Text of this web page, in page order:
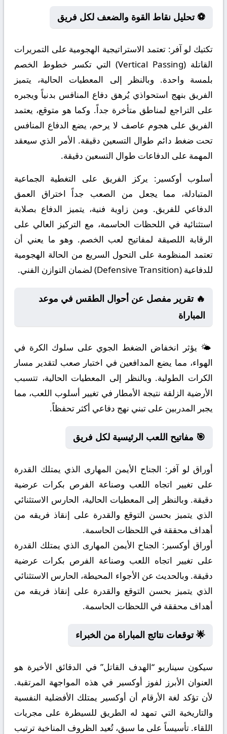
⚽ تحليل نقاط القوة والضعف لكل فريق
تكتيك لو آفر: تعتمد الاستراتيجية الهجومية على التمريرات
القاتلة (Vertical Passing) التي تكسر خطوط الخصم
بلمسة واحدة. وبالنظر إلى المعطيات الحالية، يتميز
الفريق بنهج استحواذي يُرهق دفاع المنافس بدنياً ويجبره
على التراجع لمناطق متأخرة جداً. وكما هو متوقع، يعتمد
الفريق على هجوم عاصف لا يرحم، يضع الدفاع المنافس
تحت ضغط دائم طوال التسعين دقيقة. الأمر الذي سيعقد
المهمة على الدفاعات طوال التسعين دقيقة.
أسلوب أوكسير: يركز الفريق على التغطية الجماعية
المتبادلة، مما يجعل من الصعب جداً اختراق العمق
الدفاعي للفريق. ومن زاوية فنية، يتميز الدفاع بصلابة
استثنائية في اللحظات الحاسمة، مع التركيز العالي على
الرقابة اللصيقة لمفاتيح لعب الخصم. وهو ما يعني أن
تعتمد المنظومة على التحول السريع من الحالة الهجومية
للدفاعية (Defensive Transition) لضمان التوازن الفني.
🔥 تقرير مفصل عن أحوال الطقس في موعد
المباراة
🌤️ يؤثر انخفاض الضغط الجوي على سلوك الكرة في
الهواء، مما يضع المدافعين في اختبار صعب لتقدير مسار
الكرات الطولية. وبالنظر إلى المعطيات الحالية، تتسبب
الأرضية الزلقة نتيجة الأمطار في تغيير أسلوب اللعب، مما
يجبر المدربين على تبني نهج دفاعي أكثر تحفظاً.
🎯 مفاتيح اللعب الرئيسية لكل فريق
أوراق لو آفر: الجناح الأيمن المهارى الذي يمتلك القدرة
على تغيير اتجاه اللعب وصناعة الفرص بكرات عرضية
دقيقة. وبالنظر إلى المعطيات الحالية، الحارس الاستثنائي
الذي يتميز بحسن التوقع والقدرة على إنقاذ فريقه من
أهداف محققة في اللحظات الحاسمة.
أوراق أوكسير: الجناح الأيمن المهارى الذي يمتلك القدرة
على تغيير اتجاه اللعب وصناعة الفرص بكرات عرضية
دقيقة. وبالحديث عن الأجواء المحيطة، الحارس الاستثنائي
الذي يتميز بحسن التوقع والقدرة على إنقاذ فريقه من
أهداف محققة في اللحظات الحاسمة.
🌟 توقعات نتائج المباراة من الخبراء
سيكون سيناريو “الهدف القاتل” في الدقائق الأخيرة هو
العنوان الأبرز لفوز أوكسير في هذه المواجهة المرتقبة.
لأن تؤكد لغة الأرقام أن أوكسير يمتلك الأفضلية النفسية
والتاريخية التي تمهد له الطريق للسيطرة على مجريات
اللقاء. تأسيساً على ما سبق، تُعيد الظروف المناخية ترتيب